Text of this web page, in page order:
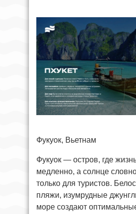
Фукуок, Вьетнам
Фукуок — остров, где
медленно, а солнце
только для туристов.
пляжи, изумрудные
море создают